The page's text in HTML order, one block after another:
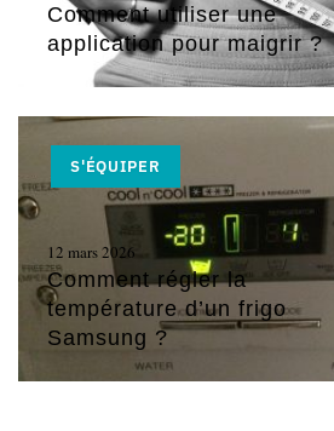
Comment utiliser une
application pour maigrir ?
S'ÉQUIPER
12 mars 2026
Comment régler la
température d’un frigo
Samsung ?